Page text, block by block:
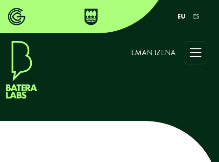
EU ES
EMAN IZENA